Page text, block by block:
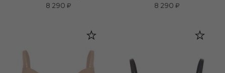
8 290 ₽
8 290 ₽